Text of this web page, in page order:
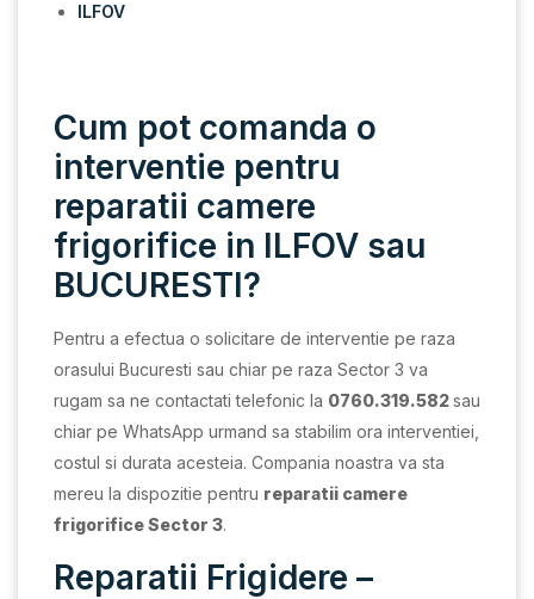
ILFOV
Cum pot comanda o
interventie pentru
reparatii camere
frigorifice in ILFOV sau
BUCURESTI?
Pentru a efectua o solicitare de interventie pe raza
orasului Bucuresti sau chiar pe raza Sector 3 va
rugam sa ne contactati telefonic la 0760.319.582sau
chiar pe WhatsApp urmand sa stabilim ora interventiei,
costul si durata acesteia. Compania noastra va sta
mereu la dispozitie pentru reparatii camere
frigorifice Sector 3.
Reparatii Frigidere –